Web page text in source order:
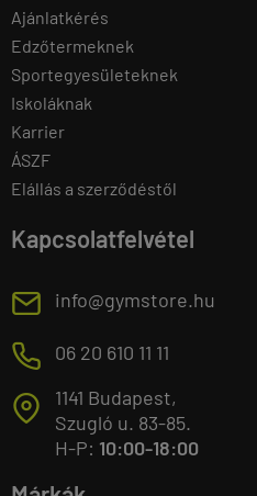
Ajánlatkérés
Edzőtermeknek
Sportegyesületeknek
Iskoláknak
Karrier
ÁSZF
Elállás a szerződéstől
Kapcsolatfelvétel
E info@gymstore.hu
M 06 20 610 11 11
T
1141 Budapest,
Szugló u. 83-85.
H-P: 10:00-18:00